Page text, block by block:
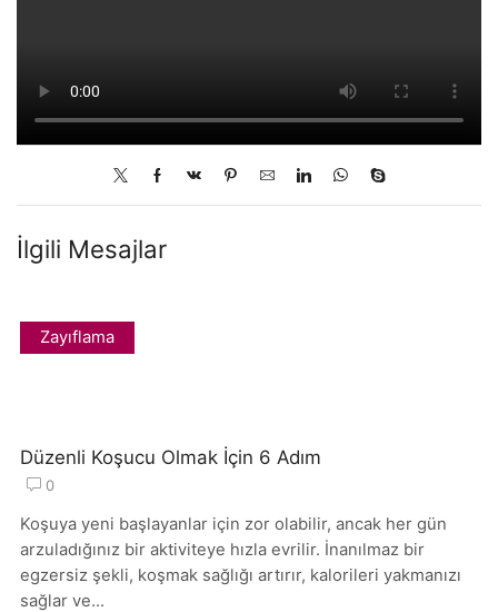
İlgili Mesajlar
Zayıflama
Düzenli Koşucu Olmak İçin 6 Adım
0
Koşuya yeni başlayanlar için zor olabilir, ancak her gün
arzuladığınız bir aktiviteye hızla evrilir. İnanılmaz bir
egzersiz şekli, koşmak sağlığı artırır, kalorileri yakmanızı
sağlar ve...